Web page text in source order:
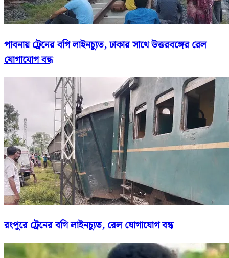
পাবনায় ট্রেনের বগি লাইনচ্যুত, ঢাকার সাথে উত্তরবঙ্গের রেল
যোগাযোগ বন্ধ
রংপুরে ট্রেনের বগি লাইনচ্যুত, রেল যোগাযোগ বন্ধ